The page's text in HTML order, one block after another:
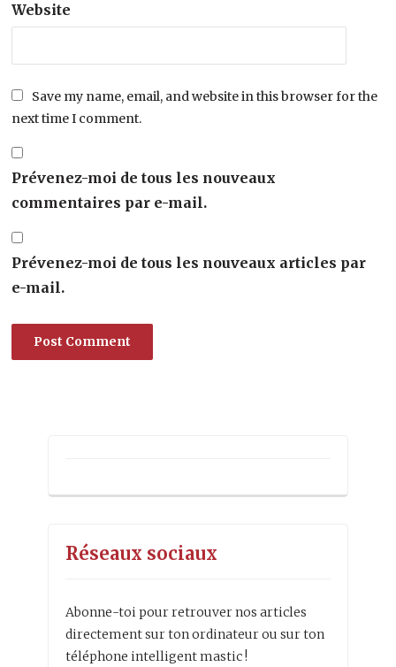
Website
Save my name, email, and website in this browser for the
next time I comment.
Prévenez-moi de tous les nouveaux
commentaires par e-mail.
Prévenez-moi de tous les nouveaux articles par
e-mail.
Réseaux sociaux
Abonne-toi pour retrouver nos articles
directement sur ton ordinateur ou sur ton
téléphone intelligent mastic !